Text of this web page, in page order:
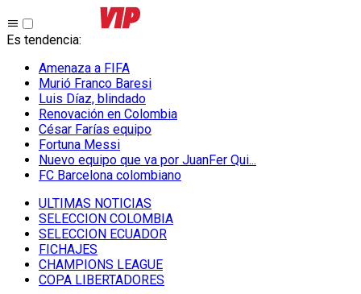
Es tendencia:
Amenaza a FIFA
Murió Franco Baresi
Luis Díaz, blindado
Renovación en Colombia
César Farías equipo
Fortuna Messi
Nuevo equipo que va por JuanFer Qui...
FC Barcelona colombiano
ULTIMAS NOTICIAS
SELECCION COLOMBIA
SELECCION ECUADOR
FICHAJES
CHAMPIONS LEAGUE
COPA LIBERTADORES